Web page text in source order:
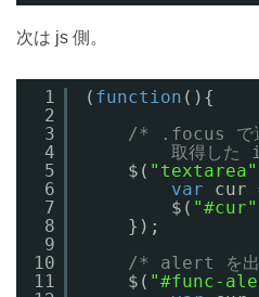
次は js 側。
1
2
3
4
5
6
7
8
9
10
11
( function (){
/* .focus で選
取得した
$( "textarea"
var
cur
$( "#cur"
});
/* alert を
$( "#func-